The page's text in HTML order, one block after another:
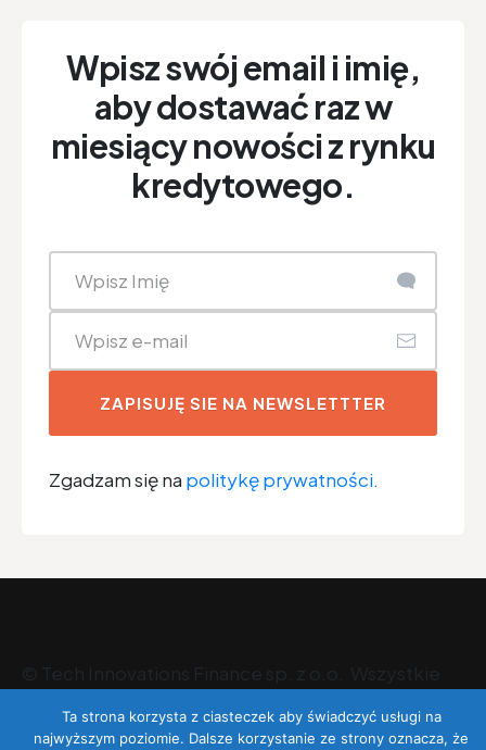
Wpisz swój email i imię,
aby dostawać raz w
miesiący nowości z rynku
kredytowego.
ZAPISUJĘ SIE NA NEWSLETTTER
Zgadzam się na politykę prywatności.
Ta strona korzysta z ciasteczek aby świadczyć usługi na
najwyższym poziomie. Dalsze korzystanie ze strony oznacza, że